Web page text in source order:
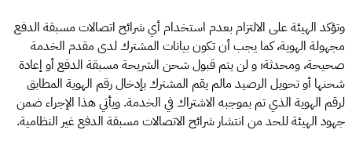
وتؤكد الهيئة على الالتزام بعدم استخدام أي شرائح اتصالات مسبقة الدفع
مجهولة الهوية، كما يجب أن تكون بيانات المشترك لدى مقدم الخدمة
صحيحة، ومحدثة؛ و لن يتم قبول شحن الشريحة مسبقة الدفع أو إعادة
شحنها أو تحويل الرصيد مالم يقم المشترك بإدخال رقم الهوية المطابق
لرقم الهوية الذي تم بموجبه الاشتراك في الخدمة. ويأتي هذا الإجراء ضمن
جهود الهيئة للحد من انتشار شرائح الاتصالات مسبقة الدفع غير النظامية.